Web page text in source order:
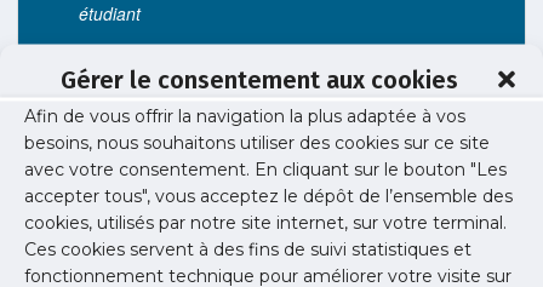
Gérer le consentement aux cookies
Afin de vous offrir la navigation la plus adaptée à vos
besoins, nous souhaitons utiliser des cookies sur ce site
avec votre consentement. En cliquant sur le bouton "Les
accepter tous", vous acceptez le dépôt de l’ensemble des
cookies, utilisés par notre site internet, sur votre terminal.
Ces cookies servent à des fins de suivi statistiques et
fonctionnement technique pour améliorer votre visite sur
étudiant
Exercice professionnel
Stages en libéral pour les externes de
4ème année de Sorbonne Université (P6)
Découverte de l'exercice libéral des spécialités
(hors médecine générale).